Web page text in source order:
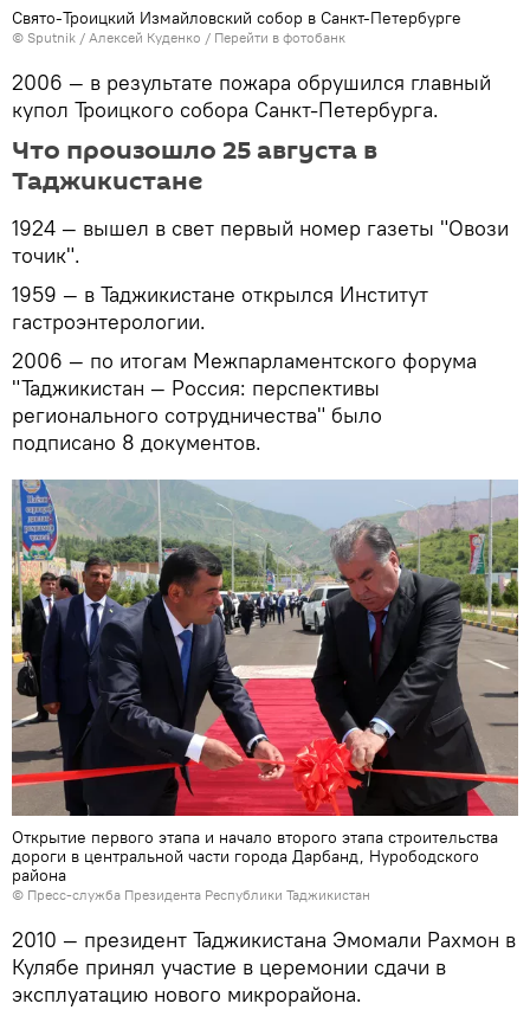
Свято-Троицкий Измайловский собор в Санкт-Петербурге
© Sputnik / Алексей Куденко / Перейти в фотобанк
2006 — в результате пожара обрушился главный
купол Троицкого собора Санкт-Петербурга.
Что произошло 25 августа в
Таджикистане
1924 — вышел в свет первый номер газеты "Овози
точик".
1959 — в Таджикистане открылся Институт
гастроэнтерологии.
2006 — по итогам Межпарламентского форума
"Таджикистан — Россия: перспективы
регионального сотрудничества" было
подписано 8 документов.
Открытие первого этапа и начало второго этапа строительства
дороги в центральной части города Дарбанд, Нурободского
района
© Пресс-служба Президента Республики Таджикистан
2010 — президент Таджикистана Эмомали Рахмон в
Кулябе принял участие в церемонии сдачи в
эксплуатацию нового микрорайона.